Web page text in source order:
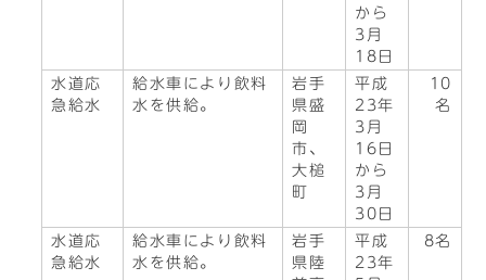
から
3月
18日
水道応
急給水
給水車により飲料
水を供給。
岩手
県盛
岡
市、
大槌
町
平成
23年
3月
16日
から
3月
30日
10
名
水道応
急給水
給水車により飲料
水を供給。
岩手
県陸
平成
23年
8名